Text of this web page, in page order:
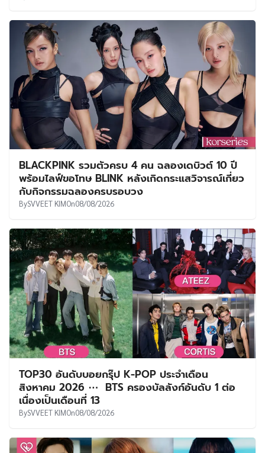
BLACKPINK รวมตัวครบ 4 คน ฉลองเดบิวต์ 10 ปี
พร้อมไลฟ์ขอโทษ BLINK หลังเกิดกระแสวิจารณ์เกี่ยว
กับกิจกรรมฉลองครบรอบวง
BySVVEET KIMOn08/08/2026
TOP30 อันดับบอยกรุ๊ป K-POP ประจำเดือน
สิงหาคม 2026 ⋯ BTS ครองบัลลังก์อันดับ 1 ต่อ
เนื่องเป็นเดือนที่ 13
BySVVEET KIMOn08/08/2026